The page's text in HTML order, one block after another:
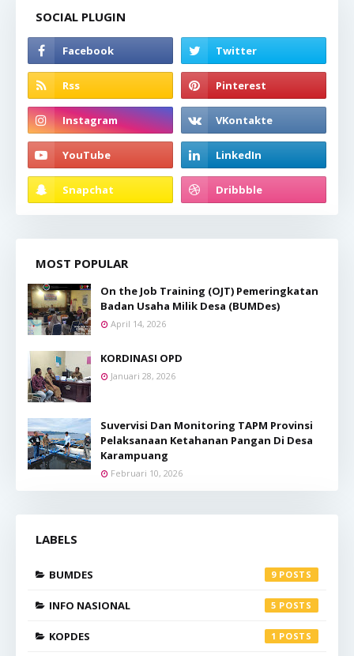
SOCIAL PLUGIN
MOST POPULAR
On the Job Training (OJT) Pemeringkatan
Badan Usaha Milik Desa (BUMDes)
April 14, 2026
KORDINASI OPD
Januari 28, 2026
Suvervisi Dan Monitoring TAPM Provinsi
Pelaksanaan Ketahanan Pangan Di Desa
Karampuang
Februari 10, 2026
LABELS
BUMDES 9
INFO NASIONAL 5
KOPDES 1